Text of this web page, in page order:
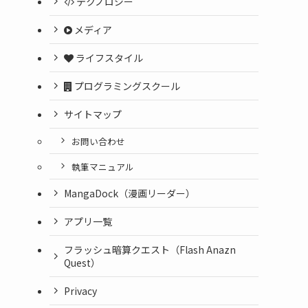
メディア
ライフスタイル
プログラミングスクール
サイトマップ
お問い合わせ
執筆マニュアル
MangaDock（漫画リーダー）
アプリ一覧
フラッシュ暗算クエスト（Flash Anazn
Quest）
Privacy